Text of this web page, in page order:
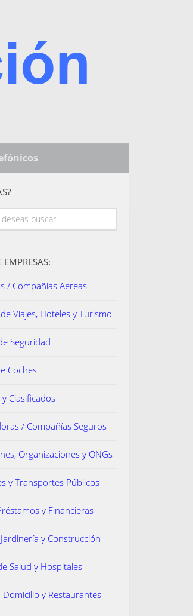
EMPRESAS:
/ Compañias Aereas
Viajes, Hoteles y Turismo
Seguridad
Coches
Clasificados
/ Compañías Seguros
Organizaciones y ONGs
y Transportes Públicos
y Financieras
y Construcción
Salud y Hospitales
y Restaurantes